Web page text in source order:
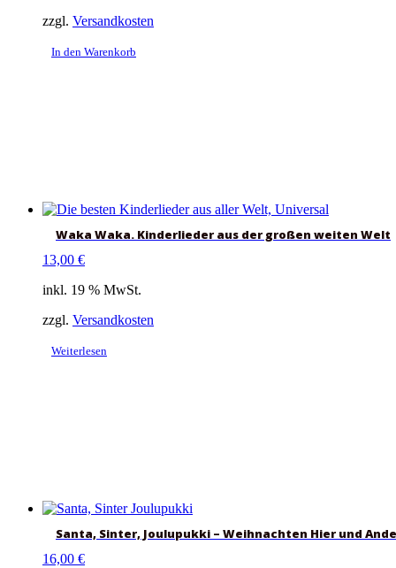
zzgl. Versandkosten
In den Warenkorb
Waka Waka. Kinderlieder aus der großen weiten Welt
13,00 €
inkl. 19 % MwSt.
zzgl. Versandkosten
Weiterlesen
Santa, Sinter, Joulupukki – Weihnachten Hier und
16,00 €